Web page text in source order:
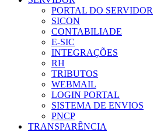
PORTAL DO SERVIDOR
SICON
CONTABILIADE
E-SIC
INTEGRAÇÕES
RH
TRIBUTOS
WEBMAIL
LOGIN PORTAL
SISTEMA DE ENVIOS
PNCP
TRANSPARÊNCIA